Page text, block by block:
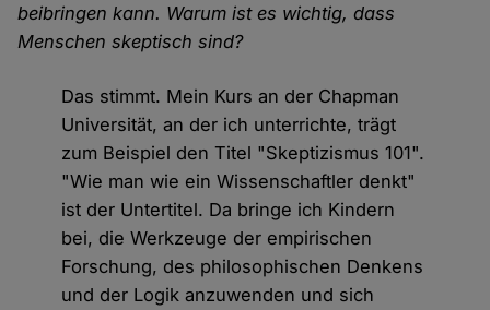
beibringen kann. Warum ist es wichtig, dass
Menschen skeptisch sind?
Das stimmt. Mein Kurs an der Chapman
Universität, an der ich unterrichte, trägt
zum Beispiel den Titel "Skeptizismus 101".
"Wie man wie ein Wissenschaftler denkt"
ist der Untertitel. Da bringe ich Kindern
bei, die Werkzeuge der empirischen
Forschung, des philosophischen Denkens
und der Logik anzuwenden und sich